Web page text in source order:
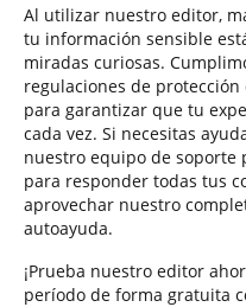
Al utilizar nuestro editor,
tu información sensible
miradas curiosas.
regulaciones de
para garantizar que tu
cada vez. Si necesitas
nuestro equipo de soporte
para responder todas tus
aprovechar nuestro
autoayuda.
¡Prueba nuestro editor
período de forma gratuita